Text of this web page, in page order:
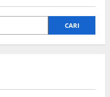
CARI